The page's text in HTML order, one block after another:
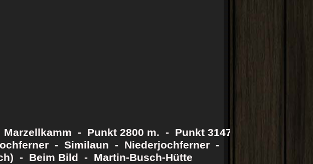
- Punkt 2800 m. - Punkt 3147
- Similaun - Niederjochferner -
- Beim Bild - Martin-Busch-Hütte